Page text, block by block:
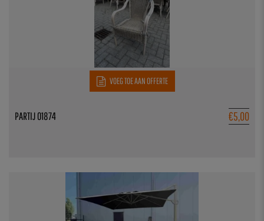
VOEG TOE AAN OFFERTE
€5,00
PARTIJ 01874